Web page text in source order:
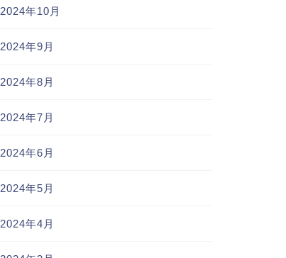
2024年10月
2024年9月
2024年8月
2024年7月
2024年6月
2024年5月
2024年4月